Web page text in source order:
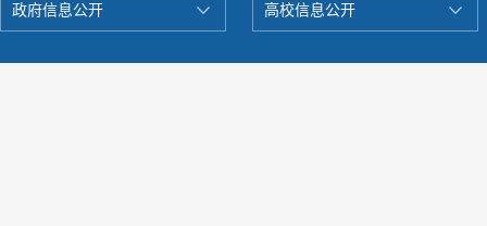
政府信息公开 高校信息公开